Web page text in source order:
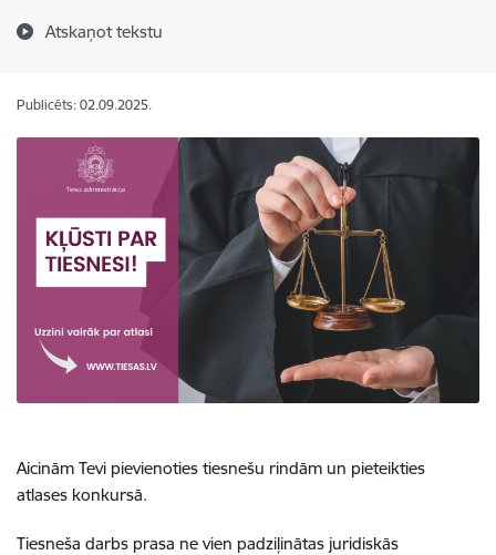
Atskaņot tekstu
Publicēts: 02.09.2025.
Aicinām Tevi pievienoties tiesnešu rindām un pieteikties
atlases konkursā.
Tiesneša darbs prasa ne vien padziļinātas juridiskās